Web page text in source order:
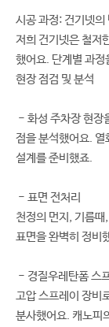
시공 과정: 건기넷의
저희 건기넷은 철저
했어요. 단계별 과
현장 점검 및 분석
- 화성 주차장 현장
점을 분석했어요. 열
설계를 준비했죠.
- 표면 전처리
천정의 먼지, 기름
표면을 완벽히 정비
- 경질우레탄폼 스
고압 스프레이 장비
분사했어요. 캐노피